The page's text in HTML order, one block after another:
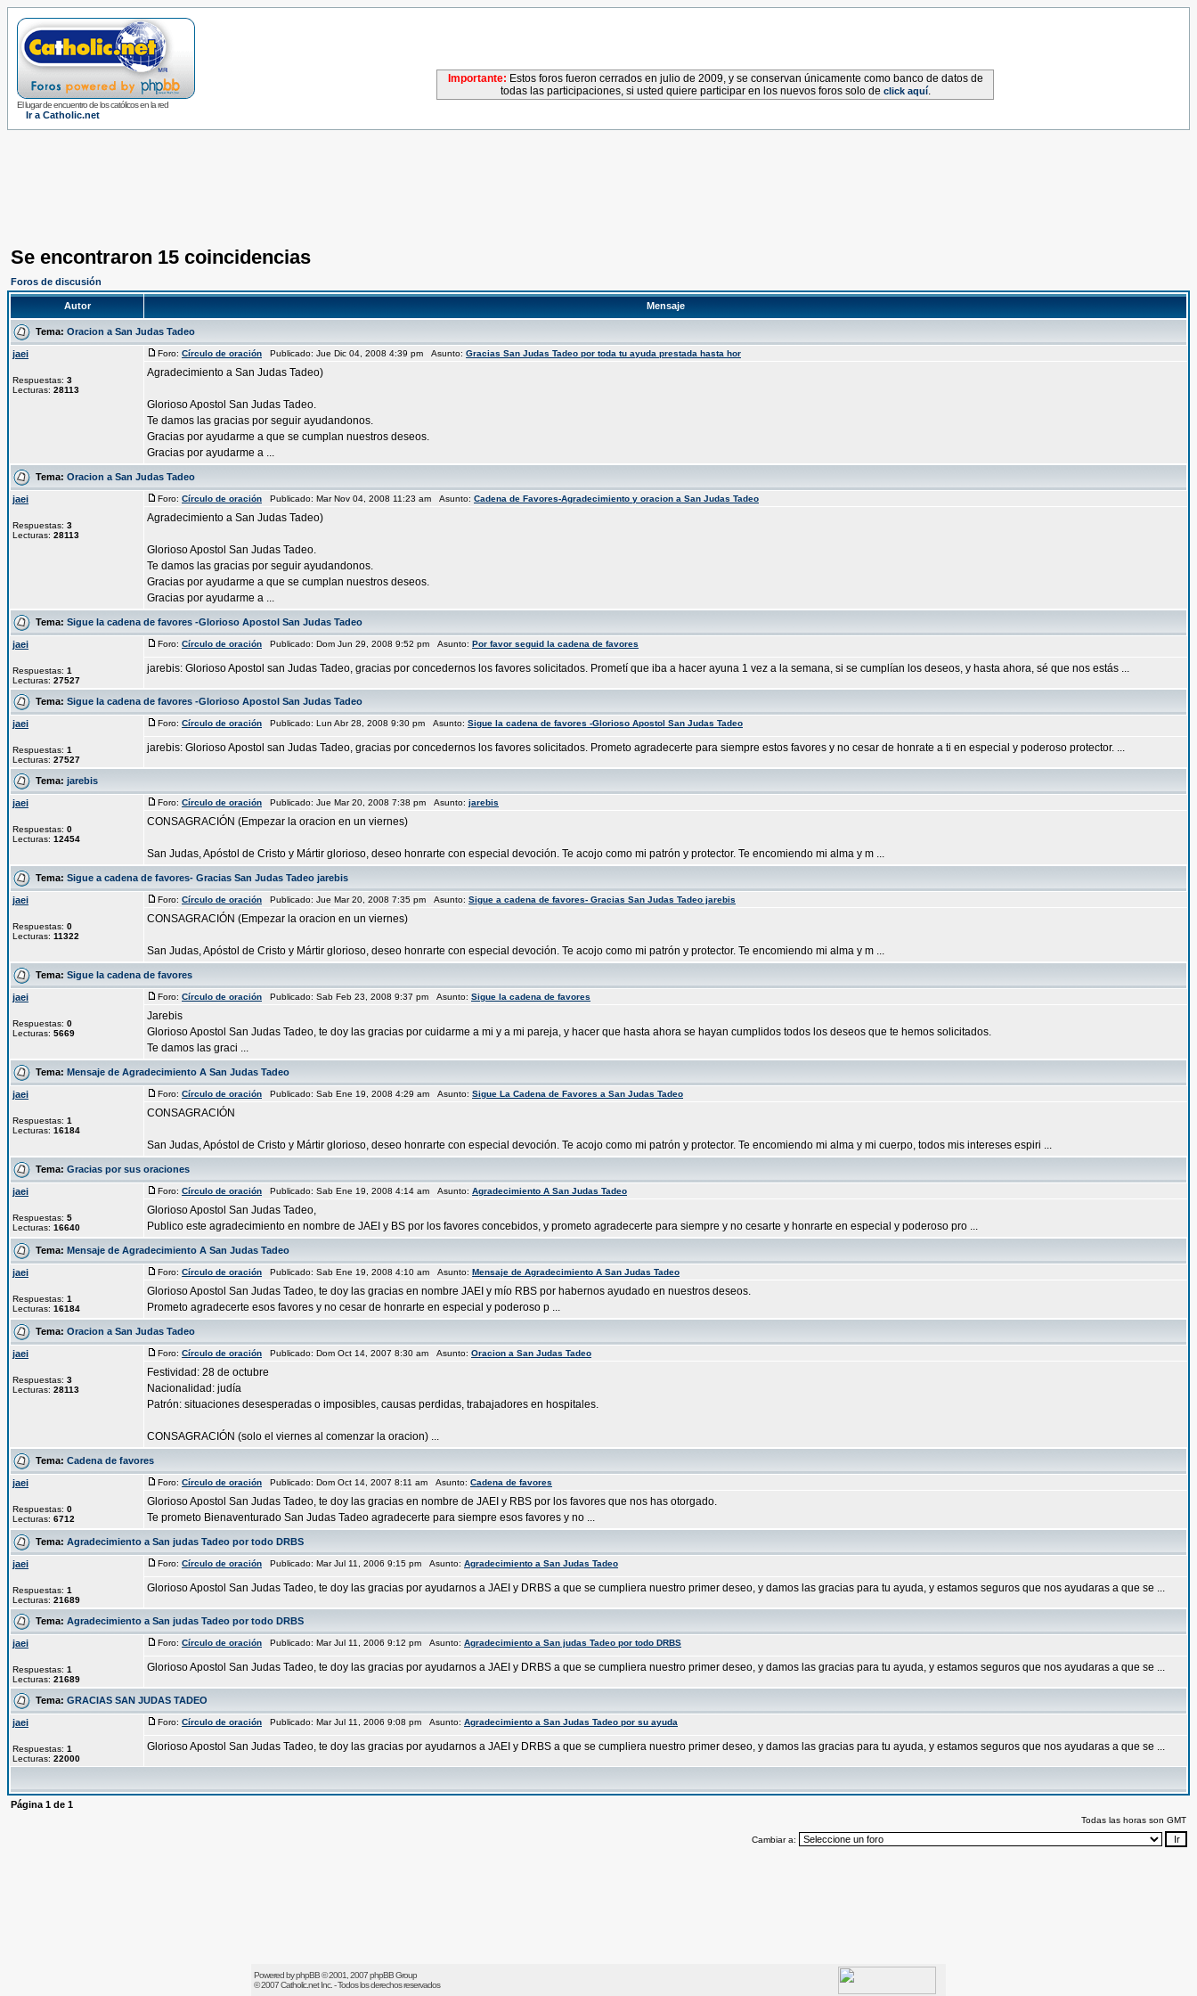
El lugar de encuentro de los católicos en la red
Ir a Catholic.net
Importante: Estos foros fueron cerrados en julio de 2009, y se conservan únicamente como banco de datos de
todas las participaciones, si usted quiere participar en los nuevos foros solo de click aquí.
Se encontraron 15 coincidencias
Foros de discusión
Autor Mensaje
Tema: Oracion a San Judas Tadeo
jaei
Respuestas: 3
Lecturas: 28113
Foro: Círculo de oración Publicado: Jue Dic 04, 2008 4:39 pm Asunto: Gracias San Judas Tadeo por toda tu ayuda prestada hasta hor
Agradecimiento a San Judas Tadeo)
Glorioso Apostol San Judas Tadeo.
Te damos las gracias por seguir ayudandonos.
Gracias por ayudarme a que se cumplan nuestros deseos.
Gracias por ayudarme a ...
Tema: Oracion a San Judas Tadeo
jaei
Respuestas: 3
Lecturas: 28113
Foro: Círculo de oración Publicado: Mar Nov 04, 2008 11:23 am Asunto: Cadena de Favores-Agradecimiento y oracion a San Judas Tadeo
Agradecimiento a San Judas Tadeo)
Glorioso Apostol San Judas Tadeo.
Te damos las gracias por seguir ayudandonos.
Gracias por ayudarme a que se cumplan nuestros deseos.
Gracias por ayudarme a ...
Tema: Sigue la cadena de favores -Glorioso Apostol San Judas Tadeo
jaei
Respuestas: 1
Lecturas: 27527
Foro: Círculo de oración Publicado: Dom Jun 29, 2008 9:52 pm Asunto: Por favor seguid la cadena de favores
jarebis: Glorioso Apostol san Judas Tadeo, gracias por concedernos los favores solicitados. Prometí que iba a hacer ayuna 1 vez a la semana, si se cumplían los deseos, y hasta ahora, sé que nos estás ...
Tema: Sigue la cadena de favores -Glorioso Apostol San Judas Tadeo
jaei
Respuestas: 1
Lecturas: 27527
Foro: Círculo de oración Publicado: Lun Abr 28, 2008 9:30 pm Asunto: Sigue la cadena de favores -Glorioso Apostol San Judas Tadeo
jarebis: Glorioso Apostol san Judas Tadeo, gracias por concedernos los favores solicitados. Prometo agradecerte para siempre estos favores y no cesar de honrate a ti en especial y poderoso protector. ...
Tema: jarebis
jaei
Respuestas: 0
Lecturas: 12454
Foro: Círculo de oración Publicado: Jue Mar 20, 2008 7:38 pm Asunto: jarebis
CONSAGRACIÓN (Empezar la oracion en un viernes)
San Judas, Apóstol de Cristo y Mártir glorioso, deseo honrarte con especial devoción. Te acojo como mi patrón y protector. Te encomiendo mi alma y m ...
Tema: Sigue a cadena de favores- Gracias San Judas Tadeo jarebis
jaei
Respuestas: 0
Lecturas: 11322
Foro: Círculo de oración Publicado: Jue Mar 20, 2008 7:35 pm Asunto: Sigue a cadena de favores- Gracias San Judas Tadeo jarebis
CONSAGRACIÓN (Empezar la oracion en un viernes)
San Judas, Apóstol de Cristo y Mártir glorioso, deseo honrarte con especial devoción. Te acojo como mi patrón y protector. Te encomiendo mi alma y m ...
Tema: Sigue la cadena de favores
jaei
Respuestas: 0
Lecturas: 5669
Foro: Círculo de oración Publicado: Sab Feb 23, 2008 9:37 pm Asunto: Sigue la cadena de favores
Jarebis
Glorioso Apostol San Judas Tadeo, te doy las gracias por cuidarme a mi y a mi pareja, y hacer que hasta ahora se hayan cumplidos todos los deseos que te hemos solicitados.
Te damos las graci ...
Tema: Mensaje de Agradecimiento A San Judas Tadeo
jaei
Respuestas: 1
Lecturas: 16184
Foro: Círculo de oración Publicado: Sab Ene 19, 2008 4:29 am Asunto: Sigue La Cadena de Favores a San Judas Tadeo
CONSAGRACIÓN
San Judas, Apóstol de Cristo y Mártir glorioso, deseo honrarte con especial devoción. Te acojo como mi patrón y protector. Te encomiendo mi alma y mi cuerpo, todos mis intereses espiri ...
Tema: Gracias por sus oraciones
jaei
Respuestas: 5
Lecturas: 16640
Foro: Círculo de oración Publicado: Sab Ene 19, 2008 4:14 am Asunto: Agradecimiento A San Judas Tadeo
Glorioso Apostol San Judas Tadeo,
Publico este agradecimiento en nombre de JAEI y BS por los favores concebidos, y prometo agradecerte para siempre y no cesarte y honrarte en especial y poderoso pro ...
Tema: Mensaje de Agradecimiento A San Judas Tadeo
jaei
Respuestas: 1
Lecturas: 16184
Foro: Círculo de oración Publicado: Sab Ene 19, 2008 4:10 am Asunto: Mensaje de Agradecimiento A San Judas Tadeo
Glorioso Apostol San Judas Tadeo, te doy las gracias en nombre JAEI y mío RBS por habernos ayudado en nuestros deseos.
Prometo agradecerte esos favores y no cesar de honrarte en especial y poderoso p ...
Tema: Oracion a San Judas Tadeo
jaei
Respuestas: 3
Lecturas: 28113
Foro: Círculo de oración Publicado: Dom Oct 14, 2007 8:30 am Asunto: Oracion a San Judas Tadeo
Festividad: 28 de octubre
Nacionalidad: judía
Patrón: situaciones desesperadas o imposibles, causas perdidas, trabajadores en hospitales.
CONSAGRACIÓN (solo el viernes al comenzar la oracion) ...
Tema: Cadena de favores
jaei
Respuestas: 0
Lecturas: 6712
Foro: Círculo de oración Publicado: Dom Oct 14, 2007 8:11 am Asunto: Cadena de favores
Glorioso Apostol San Judas Tadeo, te doy las gracias en nombre de JAEI y RBS por los favores que nos has otorgado.
Te prometo Bienaventurado San Judas Tadeo agradecerte para siempre esos favores y no ...
Tema: Agradecimiento a San judas Tadeo por todo DRBS
jaei
Respuestas: 1
Lecturas: 21689
Foro: Círculo de oración Publicado: Mar Jul 11, 2006 9:15 pm Asunto: Agradecimiento a San Judas Tadeo
Glorioso Apostol San Judas Tadeo, te doy las gracias por ayudarnos a JAEI y DRBS a que se cumpliera nuestro primer deseo, y damos las gracias para tu ayuda, y estamos seguros que nos ayudaras a que se ...
Tema: Agradecimiento a San judas Tadeo por todo DRBS
jaei
Respuestas: 1
Lecturas: 21689
Foro: Círculo de oración Publicado: Mar Jul 11, 2006 9:12 pm Asunto: Agradecimiento a San judas Tadeo por todo DRBS
Glorioso Apostol San Judas Tadeo, te doy las gracias por ayudarnos a JAEI y DRBS a que se cumpliera nuestro primer deseo, y damos las gracias para tu ayuda, y estamos seguros que nos ayudaras a que se ...
Tema: GRACIAS SAN JUDAS TADEO
jaei
Respuestas: 1
Lecturas: 22000
Foro: Círculo de oración Publicado: Mar Jul 11, 2006 9:08 pm Asunto: Agradecimiento a San Judas Tadeo por su ayuda
Glorioso Apostol San Judas Tadeo, te doy las gracias por ayudarnos a JAEI y DRBS a que se cumpliera nuestro primer deseo, y damos las gracias para tu ayuda, y estamos seguros que nos ayudaras a que se ...
Página 1 de 1
Todas las horas son GMT
Cambiar a:
Powered byphpBB© 2001, 2007 phpBB Group
© 2007Catholic.netInc. - Todos los derechos reservados